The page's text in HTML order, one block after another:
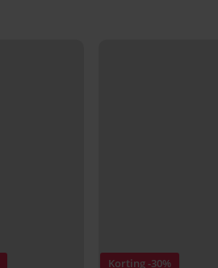
Korting -30%